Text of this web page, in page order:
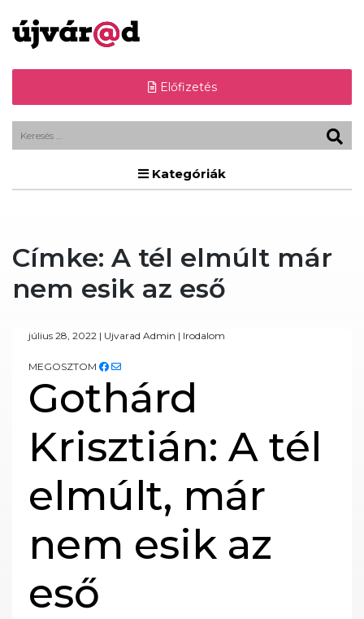
Előfizetés
Kategóriák
Címke: A tél elmúlt már
nem esik az eső
július 28, 2022 | Ujvarad Admin | Irodalom
MEGOSZTOM
Gothárd
Krisztián: A tél
elmúlt, már
nem esik az
eső